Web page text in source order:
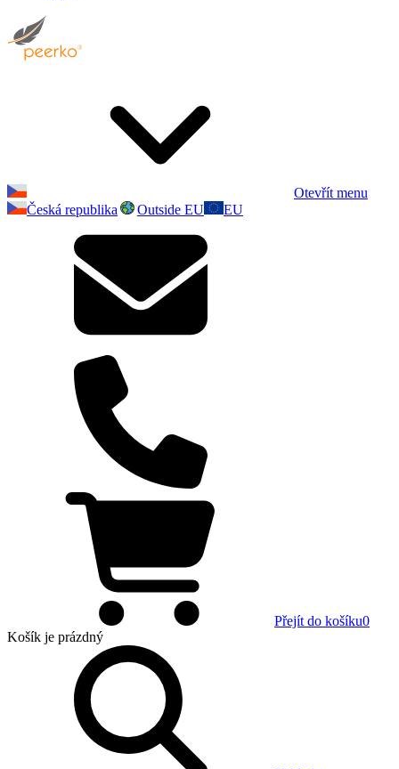
Otevřít menu
Česká republika
Outside EU EU
Přejít do košíku0
Košík je prázdný